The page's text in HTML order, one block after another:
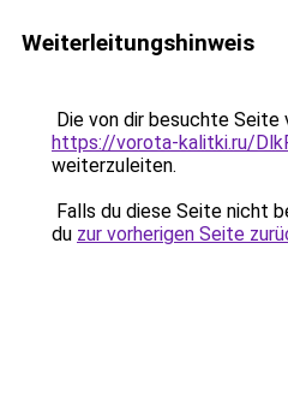
Weiterleitungshinweis
Die von dir besuchte Seite
https://vorota-kalitki.ru/
weiterzuleiten.
Falls du diese Seite nicht
du zur vorherigen Seite